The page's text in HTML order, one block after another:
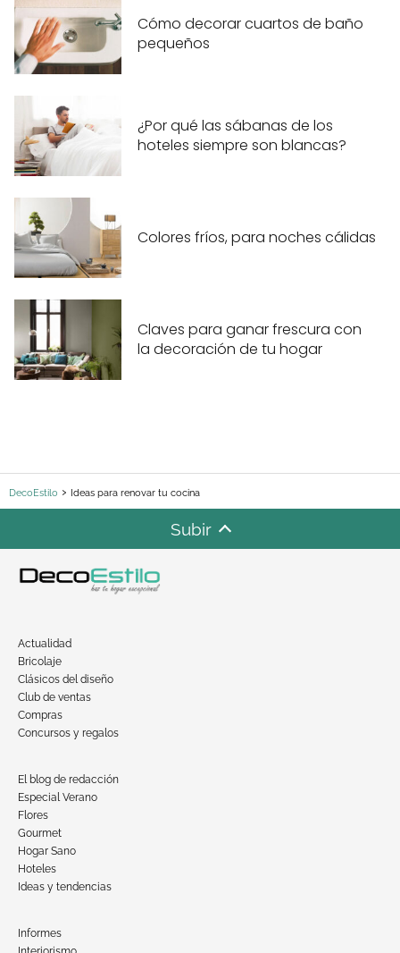
Cómo decorar cuartos de baño
pequeños
¿Por qué las sábanas de los
hoteles siempre son blancas?
Colores fríos, para noches cálidas
Claves para ganar frescura con
la decoración de tu hogar
DecoEstilo Ideas para renovar tu cocina
Subir
Actualidad
Bricolaje
Clásicos del diseño
Club de ventas
Compras
Concursos y regalos
El blog de redacción
Especial Verano
Flores
Gourmet
Hogar Sano
Hoteles
Ideas y tendencias
Informes